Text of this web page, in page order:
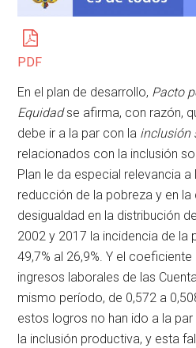
PDF
En el plan de desarrollo, Pacto
Equidadse afirma, con razón,
debe ir a la par con la inclusión
relacionados con la inclusión
Plan le da especial relevancia
reducción de la pobreza y en la
desigualdad en la distribución
2002 y 2017 la incidencia de la
49,7% al 26,9%. Y el
ingresos laborales de las
mismo período, de 0,572 a
estos logros no han ido a la
la inclusión productiva, y esta